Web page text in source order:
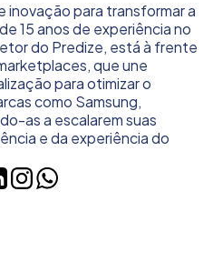
inovação para transformar a
15 anos de experiência no
do Predize, está à frente
que une
para otimizar o
como Samsung,
as a escalarem suas
e da experiência do